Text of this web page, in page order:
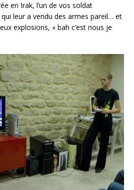
en Irak, l’un de vos soldat
leur a vendu des armes pareil… et
explosions, « bah c’est nous je